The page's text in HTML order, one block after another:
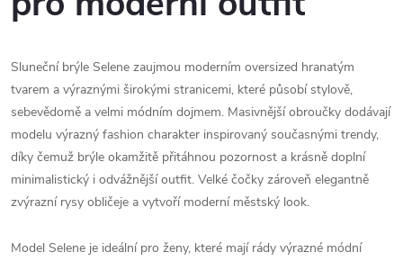
Sluneční brýle Selene zaujmou moderním oversized hranatým
tvarem a výraznými širokými stranicemi, které působí stylově,
sebevědomě a velmi módním dojmem. Masivnější obroučky dodávají
modelu výrazný fashion charakter inspirovaný současnými trendy,
díky čemuž brýle okamžitě přitáhnou pozornost a krásně doplní
minimalistický i odvážnější outfit. Velké čočky zároveň elegantně
zvýrazní rysy obličeje a vytvoří moderní městský look.
Model Selene je ideální pro ženy, které mají rády výrazné módní